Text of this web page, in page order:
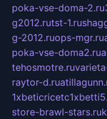
poka-vse-doma-2.ru
g2012.rutst-1.ru
g-2012.ruops-mgr.ru
poka-vse-doma2.ru
tehosmotre.ru
raytor-d.ru
store-brawl-stars.ru